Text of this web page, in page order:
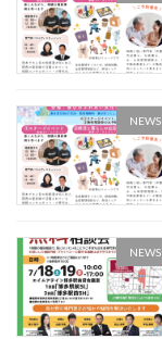
NEWS
NEWS